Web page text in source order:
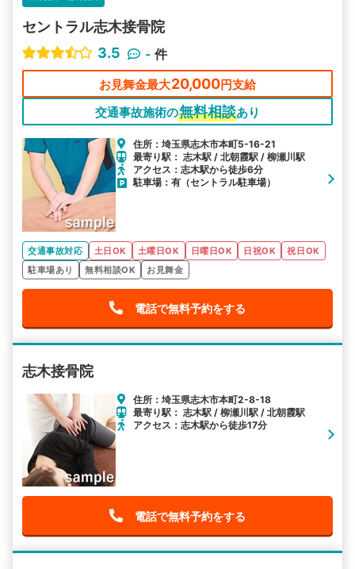
セントラル志木接骨院
3.5
- 件
お見舞金最大20,000円支給
交通事故施術の無料相談あり
住所：埼玉県志木市本町5-16-21
最寄り駅： 志木駅 / 北朝霞駅 / 柳瀬川駅
アクセス：志木駅から徒歩6分
駐車場：有（セントラル駐車場）
交通事故対応 土日OK 土曜日OK 日曜日OK 日祝OK
祝日OK
駐車場あり
無料相談OK お見舞金
電話で無料予約をする
志木接骨院
住所：埼玉県志木市本町2-8-18
最寄り駅： 志木駅 / 柳瀬川駅 / 北朝霞駅
アクセス：志木駅から徒歩17分
電話で無料予約をする